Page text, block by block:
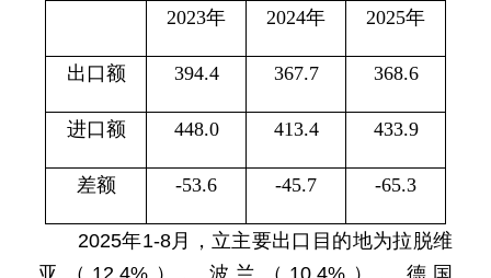
2023年 2024年 2025年
出口额 394.4 367.7 368.6
进口额 448.0 413.4 433.9
差额 -53.6 -45.7 -65.3
2025年1-8月，立主要出口目的地为拉脱维
亚（12.4%）、波兰（10.4%）、德国